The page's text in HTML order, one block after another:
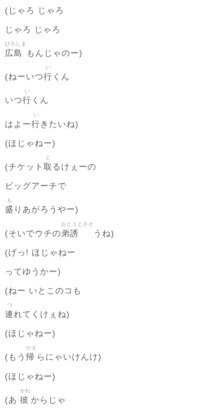
(じゃろ じゃろ
じゃろ じゃろ
広島
ひろしま
もんじゃのー)
(ねーいつ行
い
くん
いつ行
い
くん
はよー行
い
きたいね)
(ほじゃねー)
(チケット 取
と
るけぇーの
ビッグアーチで
盛
も
りあがろうやー)
(そいでウチの弟誘
おとうとさそ
うね)
(げっ! ほじゃねー
ってゆうかー)
(ねー いとこのコも
連
つ
れてくけぇね)
(ほじゃねー)
(もう 帰
かえ
らにゃいけんけ)
(ほじゃねー)
(あ 彼
かれ
からじゃ